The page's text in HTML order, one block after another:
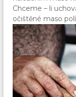
Chceme – li
očištěné maso